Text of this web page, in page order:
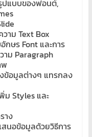
ปแบบของฟอนต์,
าม Text Box
ษร Font และการ
าม Paragraph
ข้อมูลต่างๆ แทรกลง
ม Styles และ
าง
สนอข้อมูลด้วยวิธีการ